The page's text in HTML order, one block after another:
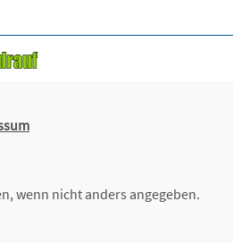
wenn nicht anders angegeben.